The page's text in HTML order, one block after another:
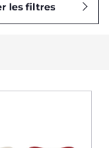
les filtres